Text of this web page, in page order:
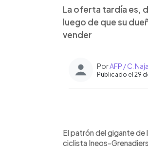
La oferta tardía es,
luego de que su
vender
PorAFP / C.
Publicado el 29
► Escuchar
El patrón del gigante de
ciclista Ineos-